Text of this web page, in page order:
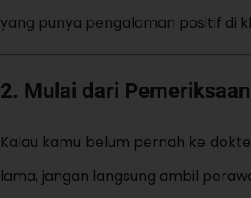
yang punya pengalaman positif di
2. Mulai dari
Kalau kamu belum pernah ke
lama, jangan langsung ambil